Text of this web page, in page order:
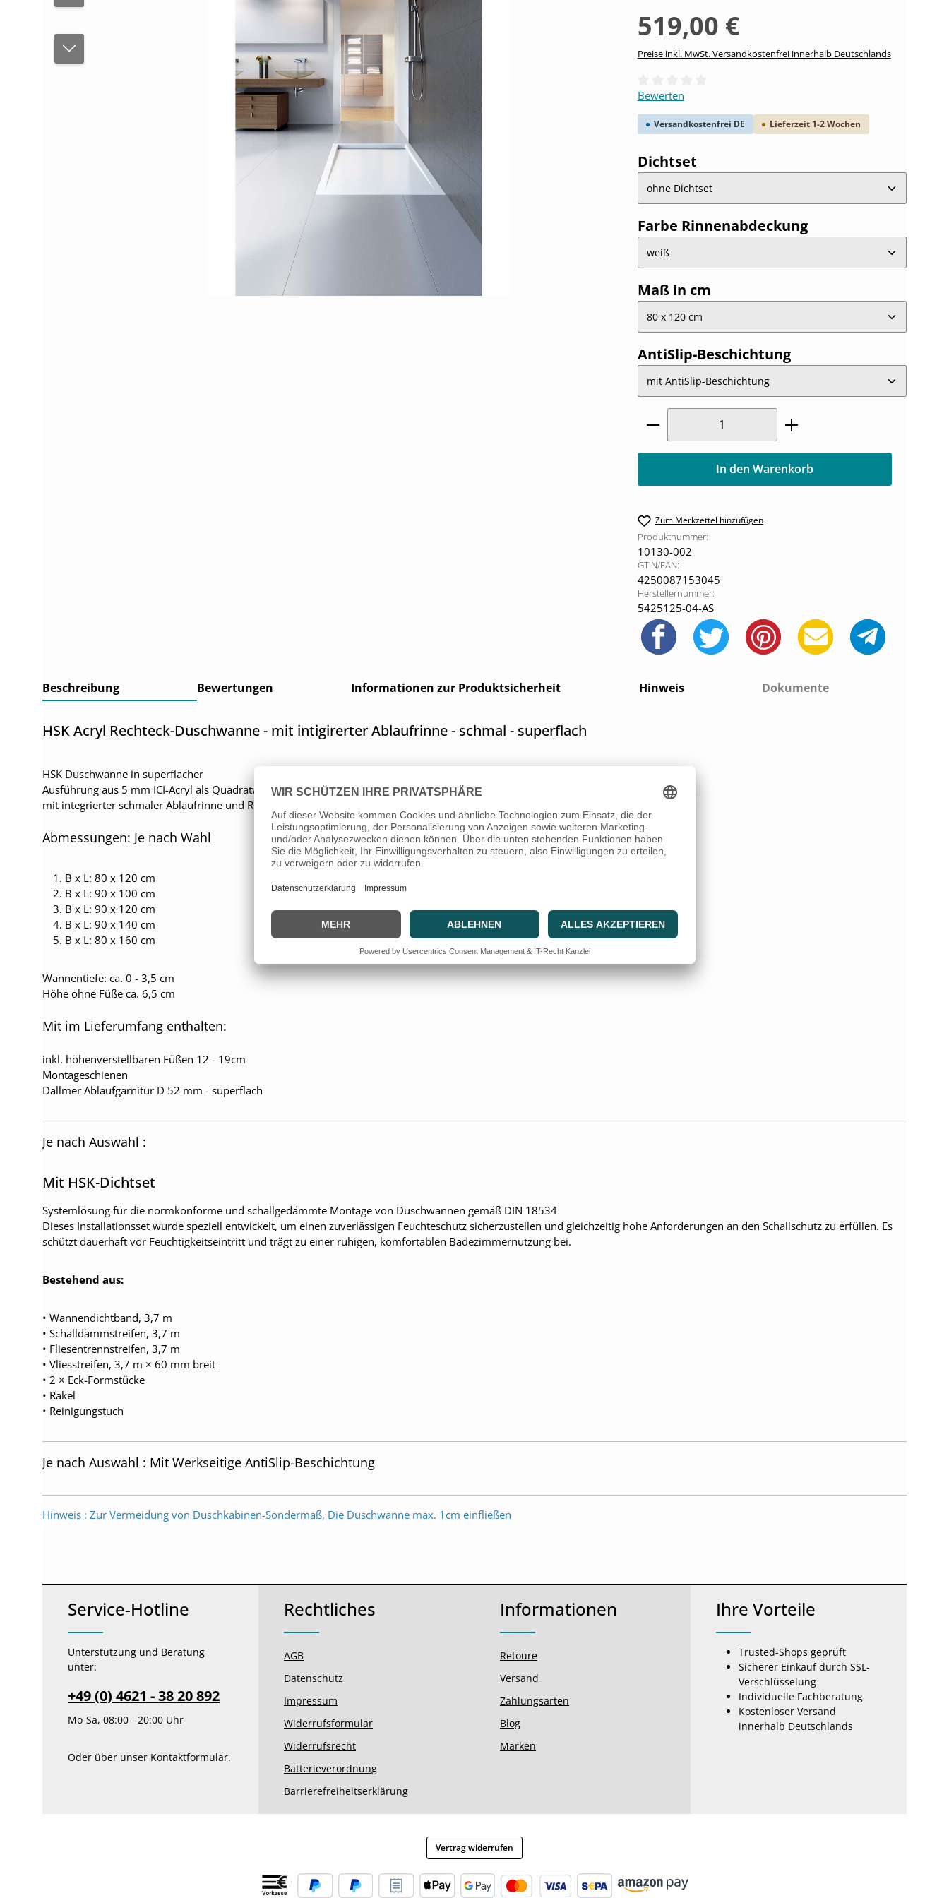
519,00 €
Preise inkl. MwSt. Versandkostenfrei innerhalb Deutschlands
Durchschnittliche Bewertung von 0 von 5 Sternen
Bewerten
Versandkostenfrei DE Lieferzeit 1-2 Wochen
Dichtsetauswählen
Farbe Rinnenabdeckungauswählen
Maß in cmauswählen
AntiSlip-Beschichtungauswählen
Produkt Anzahl: Gib den
In den Warenkorb
Zum Merkzettel hinzufügen
Produktnummer:
10130-002
GTIN/EAN:
4250087153045
Herstellernummer:
5425125-04-AS
Beschreibung Bewertungen Informationen zur Produktsicherheit Hinweis Dokumente
HSK Acryl Rechteck-Duschwanne - mit intigirerter Ablaufrinne - schmal - superflach
HSK Duschwanne in superflacher
Ausführung aus 5 mm ICI-Acryl als Quadratwanne
mit integrierter schmaler Ablaufrinne und Rinnenabdeckung
Abmessungen: Je nach Wahl
B x L: 80 x 120 cm
B x L: 90 x 100 cm
B x L: 90 x 120 cm
B x L: 90 x 140 cm
B x L: 80 x 160 cm
Wannentiefe: ca. 0 - 3,5 cm
Höhe ohne Füße ca. 6,5 cm
Mit im Lieferumfang enthalten:
inkl. höhenverstellbaren Füßen 12 - 19cm
Montageschienen
Dallmer Ablaufgarnitur D 52 mm - superflach
Je nach Auswahl :
Mit HSK-Dichtset
Systemlösung für die normkonforme und schallgedämmte Montage von Duschwannen gemäß DIN 18534
Dieses Installationsset wurde speziell entwickelt, um einen zuverlässigen Feuchteschutz sicherzustellen und gleichzeitig hohe Anforderungen an den Schallschutz zu erfüllen. Es
schützt dauerhaft vor Feuchtigkeitseintritt und trägt zu einer ruhigen, komfortablen Badezimmernutzung bei.
Bestehend aus:
• Wannendichtband, 3,7 m
• Schalldämmstreifen, 3,7 m
• Fliesentrennstreifen, 3,7 m
• Vliesstreifen, 3,7 m × 60 mm breit
• 2 × Eck-Formstücke
• Rakel
• Reinigungstuch
Je nach Auswahl : Mit Werkseitige AntiSlip-Beschichtung
Hinweis : Zur Vermeidung von Duschkabinen-Sondermaß, Die Duschwanne max. 1cm einfließen
Service-Hotline
Unterstützung und Beratung
unter:
+49 (0) 4621 - 38 20 892
Mo-Sa, 08:00 - 20:00 Uhr
Oder über unser Kontaktformular.
Rechtliches
AGB
Datenschutz
Impressum
Widerrufsformular
Widerrufsrecht
Batterieverordnung
Barrierefreiheitserklärung
Informationen
Retoure
Versand
Zahlungsarten
Blog
Marken
Ihre Vorteile
Trusted-Shops geprüft
Sicherer Einkauf durch SSL-
Verschlüsselung
Individuelle Fachberatung
Kostenloser Versand
innerhalb Deutschlands
Vertrag widerrufen